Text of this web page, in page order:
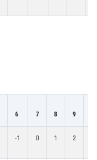
6 7 8 9
-1 0 1 2